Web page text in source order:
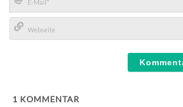
E-
Mail*
1 KOMMENTAR